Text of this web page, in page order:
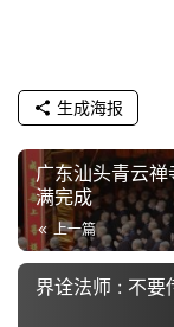
录
佛
教
艺
术
生成海报
广东汕头青云
满完成
上一篇
界诠法师 : 不要